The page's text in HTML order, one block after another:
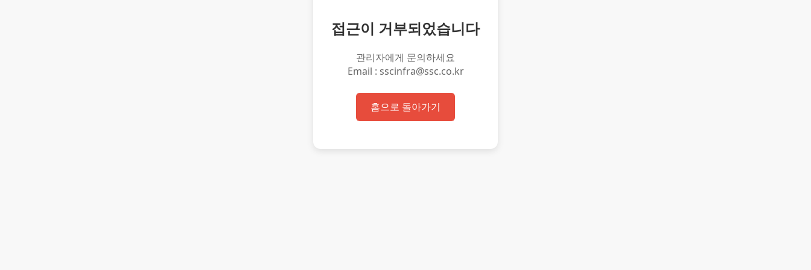
접근이 거부되었습니다
관리자에게 문의하세요
Email : sscinfra@ssc.co.kr
홈으로 돌아가기